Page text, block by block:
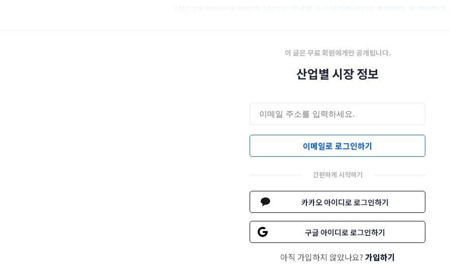
이 글은 무료 회원에게만 공개됩니다.
산업별 시장 정보
이메일로 로그인하기
간편하게 시작하기
카카오 아이디로 로그인하기
구글 아이디로 로그인하기
아직 가입하지 않았나요? 가입하기